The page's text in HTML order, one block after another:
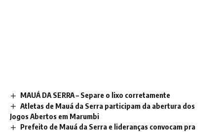
MAUÁ DA SERRA – Separe o lixo corretamente
Atletas de Mauá da Serra participam da abertura dos
Jogos Abertos em Marumbi
Prefeito de Mauá da Serra e lideranças convocam pra